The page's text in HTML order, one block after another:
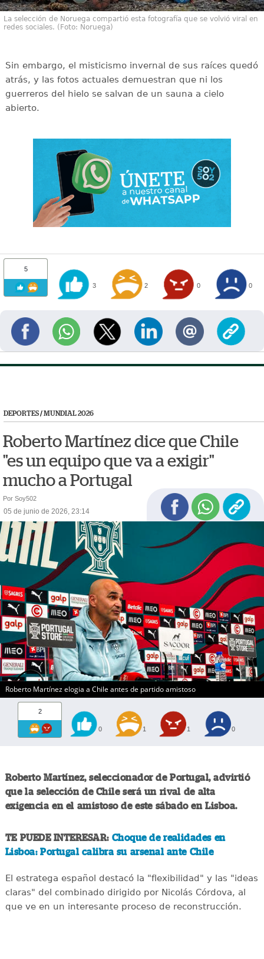
La selección de Noruega compartió esta fotografía que se volvió viral en
redes sociales. (Foto: Noruega)
Sin embargo, el misticismo invernal de sus raíces quedó
atrás, y las fotos actuales demuestran que ni los
guerreros del hielo se salvan de un sauna a cielo
abierto.
5
3 2 0 0
DEPORTES/MUNDIAL 2026
Roberto Martínez dice que Chile
"es un equipo que va a exigir"
mucho a Portugal
Por Soy502
05 de junio de 2026, 23:14
Roberto Martínez elogia a Chile antes de partido amistoso
2
0 1 1 0
Roberto Martínez, seleccionador de Portugal, advirtió
que la selección de Chile será un rival de alta
exigencia en el amistoso de este sábado en Lisboa.
TE PUEDE INTERESAR: Choque de realidades en
Lisboa: Portugal calibra su arsenal ante Chile
El estratega español destacó la "flexibilidad" y las "ideas
claras" del combinado dirigido por Nicolás Córdova, al
que ve en un interesante proceso de reconstrucción.